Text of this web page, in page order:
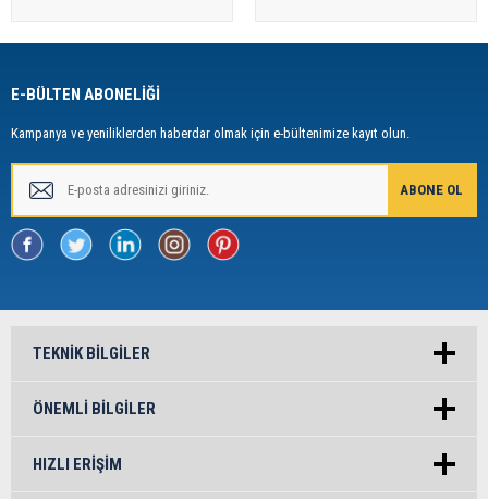
E-BÜLTEN ABONELİĞİ
Kampanya ve yeniliklerden haberdar olmak için e-bültenimize kayıt olun.
TEKNIK BILGILER
ÖNEMLI BILGILER
HIZLI ERIŞIM